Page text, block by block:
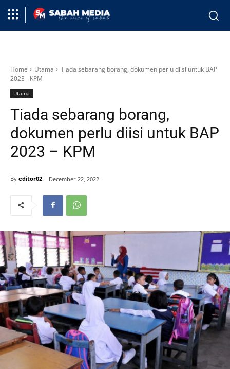
Home Utama
Tiada sebarang borang, dokumen perlu diisi untuk BAP
2023 - KPM
Utama
Tiada sebarang borang,
dokumen perlu diisi untuk BAP
2023 – KPM
By editor02 December 22, 2022